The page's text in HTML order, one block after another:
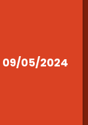
09/05/2024